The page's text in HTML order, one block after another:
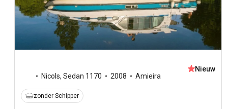
Nicols, Sedan 1170 2008 Amieira
Nieuw
zonder Schipper